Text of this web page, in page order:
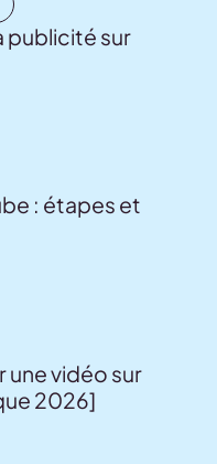
publicité sur
: étapes et
vidéo sur
2026]